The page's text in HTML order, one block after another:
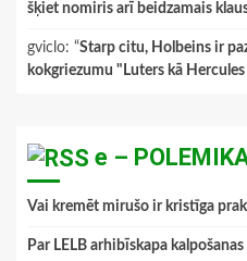
šķiet nomiris arī beidzamais
gviclo: “Starp citu, Holbeins ir
kokgriezumu "Luters kā
e –
Vai kremēt mirušo ir kristīga
Par LELB arhibīskapa